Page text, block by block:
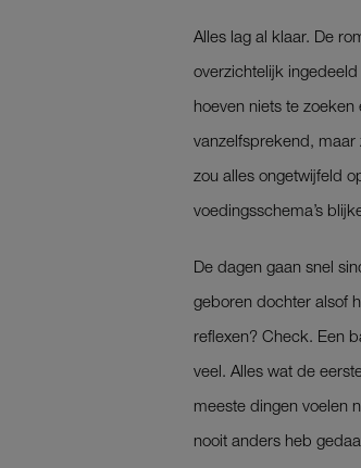
Alles lag al klaar. De
overzichtelijk
hoeven niets te
vanzelfsprekend,
zou alles ongetwijfeld
voedingsschema’s
De dagen gaan snel
geboren dochter alsof
­reflexen? Check. Een
veel. ­Alles wat de
meeste dingen voelen
nooit anders heb